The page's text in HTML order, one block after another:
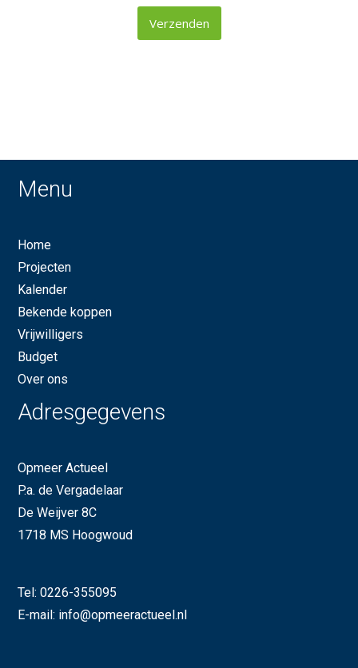
Verzenden
Menu
Home
Projecten
Kalender
Bekende koppen
Vrijwilligers
Budget
Over ons
Adresgegevens
Opmeer Actueel
P.a. de Vergadelaar
De Weijver 8C
1718 MS Hoogwoud
Tel:0226-355095
E-mail: info@opmeeractueel.nl